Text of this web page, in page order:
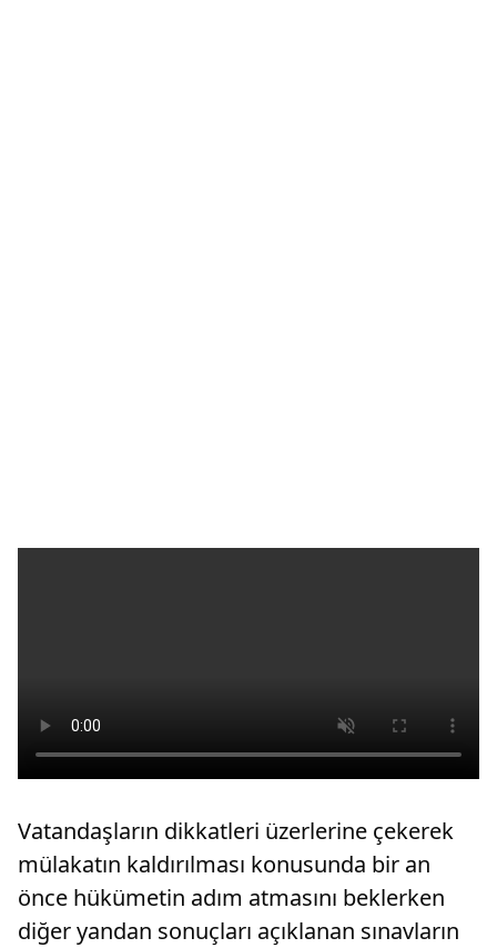
Vatandaşların dikkatleri üzerlerine çekerek
mülakatın kaldırılması konusunda bir an
önce hükümetin adım atmasını beklerken
diğer yandan sonuçları açıklanan sınavların